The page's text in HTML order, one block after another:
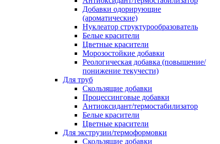
Добавки одорирующие
(ароматические)
Нуклеатор структурообразователь
Белые красители
Цветные красители
Морозостойкие добавки
Реологическая добавка (повышение/
понижение текучести)
Для труб
Скользящие добавки
Процессинговые добавки
Антиоксидант/термостабилизатор
Белые красители
Цветные красители
Для экструзии/термоформовки
Скользящие добавки